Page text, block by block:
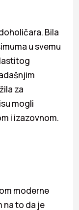
Bila
u svemu
za
mogli
i izazovnom.
moderne
na to da je